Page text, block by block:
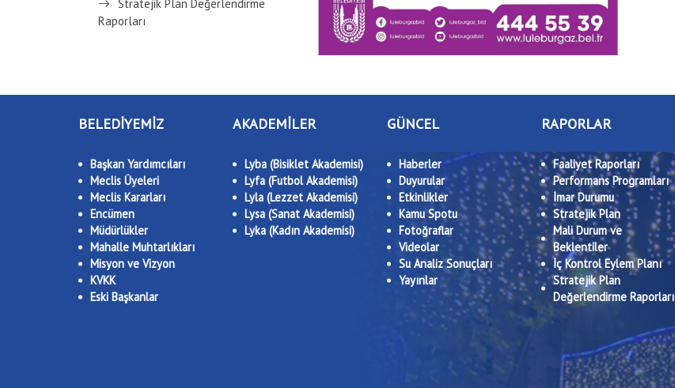
Stratejik Plan Değerlendirme
Raporları
BELEDİYEMİZ
Başkan Yardımcıları
Meclis Üyeleri
Meclis Kararları
Encümen
Müdürlükler
Mahalle Muhtarlıkları
Misyon ve Vizyon
KVKK
Eski Başkanlar
AKADEMİLER
Lyba (Bisiklet Akademisi)
Lyfa (Futbol Akademisi)
Lyla (Lezzet Akademisi)
Lysa (Sanat Akademisi)
Lyka (Kadın Akademisi)
GÜNCEL
Haberler
Duyurular
Etkinlikler
Kamu Spotu
Fotoğraflar
Videolar
Su Analiz Sonuçları
Yayınlar
RAPORLAR
Faaliyet Raporları
Performans Programları
İmar Durumu
Stratejik Plan
Mali Durum ve
Beklentiler
İç Kontrol Eylem Planı
Stratejik Plan
Değerlendirme Raporları